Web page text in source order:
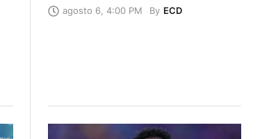
agosto 6, 4:00 PM By ECD